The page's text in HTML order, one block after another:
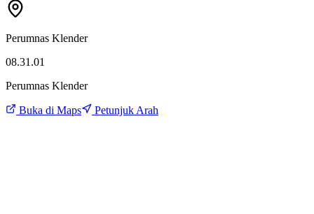
Perumnas Klender
08.31.01
Perumnas Klender
Buka di Maps Petunjuk Arah